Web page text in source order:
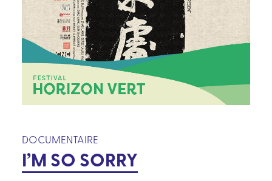
DOCUMENTAIRE
I’M SO SORRY